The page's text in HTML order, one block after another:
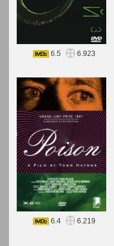
6.5
6.923
6.4
6.219